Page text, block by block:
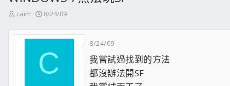
主
發
caim
開
日
8/24/09
C
8/24/09
我嘗試過找到的方法
都沒辦法開SF